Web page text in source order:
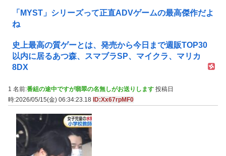
「MYST」シリーズって正直ADVゲームの最高傑作だよ
ね
史上最高の質ゲーとは、発売から今日まで週販TOP30
以内に居るあつ森、スマブラSP、マイクラ、マリカ
8DX
1 名前:番組の途中ですが翡翠の名無しがお送りします 投稿日
時:2026/05/15(金) 06:34:23.18 ID:Xx67rpMF0